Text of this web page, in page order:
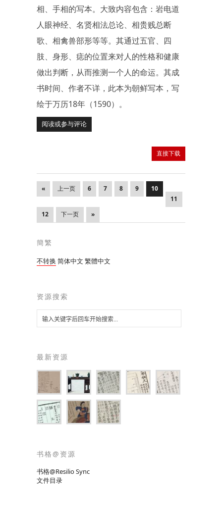
相、手相的写本。大致内容包含：岩电道
人眼神经、名贤相法总论、相贵贱总断
歌、相禽兽部形等等。其通过五官、四
肢、身形、痣的位置来对人的性格和健康
做出判断，从而推测一个人的命运。其成
书时间、作者不详，此本为朝鲜写本，写
绘于万历18年（1590）。
阅读或参与评论
直接下载
« 上一页 6 7 8 9
10
11
12
下一页 »
簡繁
不转换 简体中文 繁體中文
资源搜索
最新资源
书格@资源
书格@Resilio Sync
文件目录